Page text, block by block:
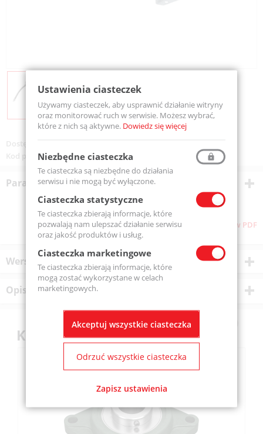
Kod produktu:EXA180815
Parametry techniczne
Pobierz stronę w PDF
Wersje produktu
Opis produktu
Klienci kupili również
Ustawienia ciasteczek
Używamy ciasteczek, aby usprawnić działanie witryny
oraz monitorować ruch w serwisie. Możesz wybrać,
które z nich są aktywne. Dowiedz się więcej
Niezbędne ciasteczka
Te ciasteczka są niezbędne do działania
serwisu i nie mogą być wyłączone.
Ciasteczka statystyczne
Te ciasteczka zbierają informacje, które
pozwalają nam ulepszać działanie serwisu
oraz jakość produktów i usług.
Ciasteczka marketingowe
Te ciasteczka zbierają informacje, które
mogą zostać wykorzystane w celach
marketingowych.
Akceptuj wszystkie ciasteczka
Odrzuć wszystkie ciasteczka
Zapisz ustawienia